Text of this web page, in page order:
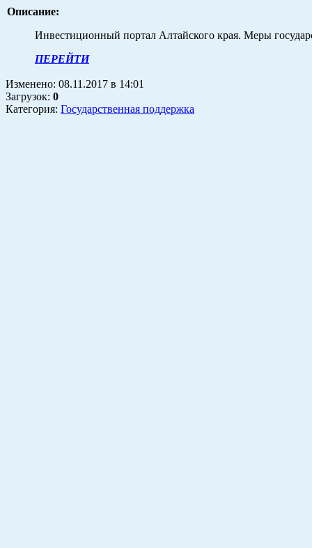
Описание:
Инвестиционный портал Алтайского края. Меры
ПЕРЕЙТИ
Изменено: 08.11.2017 в 14:01
Загрузок: 0
Категория: Государственная поддержка